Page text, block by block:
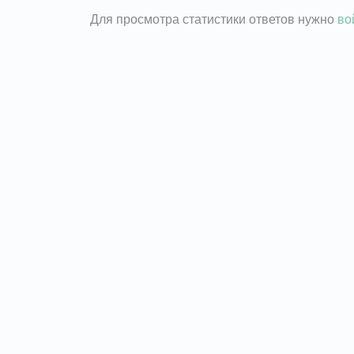
Для просмотра статистики ответов нужно